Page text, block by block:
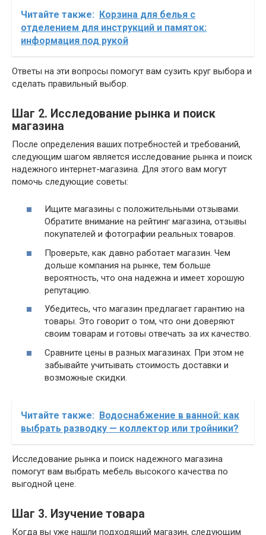
Читайте также: Корзина для белья с
отделением для инструкций и памяток:
информация под рукой
Ответы на эти вопросы помогут вам сузить круг выбора и
сделать правильный выбор.
Шаг 2. Исследование рынка и поиск
магазина
После определения ваших потребностей и требований,
следующим шагом является исследование рынка и поиск
надежного интернет-магазина. Для этого вам могут
помочь следующие советы:
Ищите магазины с положительными отзывами.
Обратите внимание на рейтинг магазина, отзывы
покупателей и фотографии реальных товаров.
Проверьте, как давно работает магазин. Чем
дольше компания на рынке, тем больше
вероятность, что она надежна и имеет хорошую
репутацию.
Убедитесь, что магазин предлагает гарантию на
товары. Это говорит о том, что они доверяют
своим товарам и готовы отвечать за их качество.
Сравните цены в разных магазинах. При этом не
забывайте учитывать стоимость доставки и
возможные скидки.
Читайте также: Водоснабжение в ванной: как
выбрать разводку — коллектор или тройники?
Исследование рынка и поиск надежного магазина
помогут вам выбрать мебель высокого качества по
выгодной цене.
Шаг 3. Изучение товара
Когда вы уже нашли подходящий магазин, следующим